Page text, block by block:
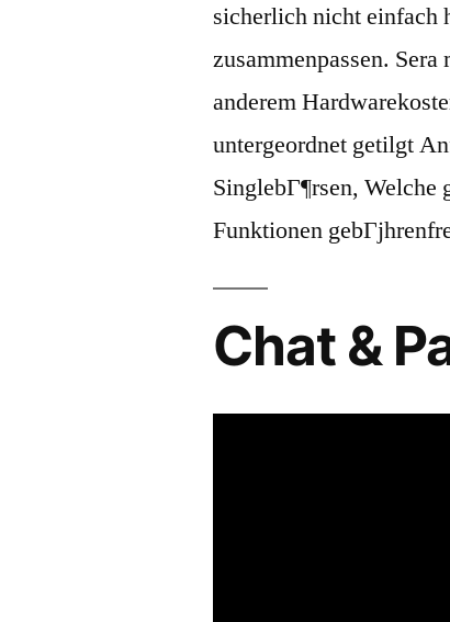
sicherlich nicht einfach
zusammenpassen.
anderem
untergeordnet getilgt
SinglebГ¶rsen,
Funktionen
Chat &